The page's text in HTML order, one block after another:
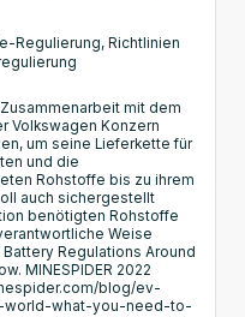
Regulierung, Richtlinien
mit dem
Volkswagen Konzern
um seine Lieferkette für
und die
Rohstoffe bis zu ihrem
auch sichergestellt
benötigten Rohstoffe
Weise
Regulations Around
MINESPIDER 2022
blog/ev-
world-what-you-need-to-